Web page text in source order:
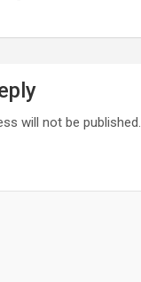
will not be published.